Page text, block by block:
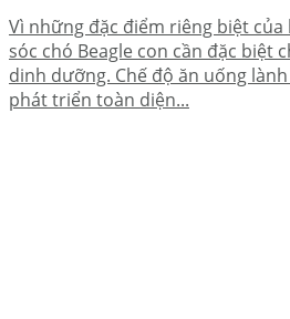
Vì những đặc điểm riêng biệt của
sóc chó Beagle con cần đặc biệt
dinh dưỡng. Chế độ ăn uống
phát triển toàn diện...